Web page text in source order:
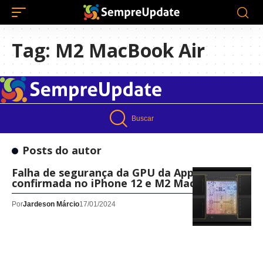
Tag: M2 MacBook Air
Buscar
Posts do autor
Falha de segurança da GPU da Apple é
confirmada no iPhone 12 e M2 MacBook Air
PorJardeson Márcio17/01/2024